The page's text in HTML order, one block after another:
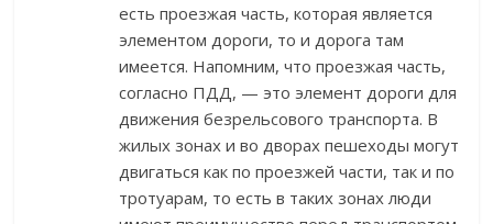
есть проезжая часть, которая является
элементом дороги, то и дорога там
имеется. Напомним, что проезжая часть,
согласно ПДД, — это элемент дороги для
движения безрельсового транспорта. В
жилых зонах и во дворах пешеходы могут
двигаться как по проезжей части, так и по
тротуарам, то есть в таких зонах люди